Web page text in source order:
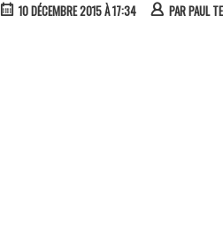
10 DÉCEMBRE 2015 À 17:34 PARPAUL